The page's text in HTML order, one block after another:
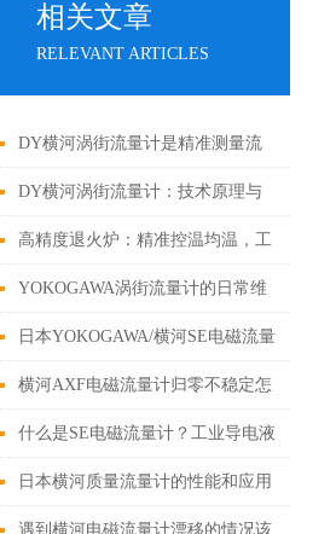
相关文章
RELEVANT ARTICLES
DY横河涡街流量计是精准测量流
体的设备
DY横河涡街流量计：技术原理与
性能优势
高精度退火炉：精准控温均温，工
业材料热处理核心设备
YOKOGAWA涡街流量计的日常维
护与定期校准指南
日本YOKOGAWA/横河SE电磁流量
计的特点！
横河AXF电磁流量计归零不稳定怎
么办?
什么是SE电磁流量计？工业导电液
体流量测量仪表
日本横河质量流量计的性能和应用
前景
遇到横河电磁流量计漂移的情况该